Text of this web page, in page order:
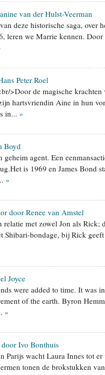
van der Hulst-Veerman
deze historische saga, over
leren we Marrie kennen.
Peter Roel
>Door de magische krachten
hartsvriendin Aine in hun
in... »
Boyd
geheim agent. Een
is 1969 en James Bond
»
door Renee van Amstel
relatie met zowel Jon als Rick;
Shibari-bondage, bij Rick
Joyce
were added to time. It was
of the earth. Byron
»
Ivo Bonthuis
Parijs wacht Laura Innes tot
tonen de brokstukken